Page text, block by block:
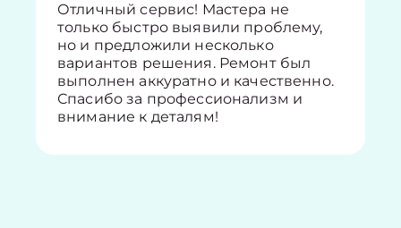
Отличный сервис! Мастера не
только быстро выявили проблему,
но и предложили несколько
вариантов решения. Ремонт был
выполнен аккуратно и качественно.
Спасибо за профессионализм и
внимание к деталям!